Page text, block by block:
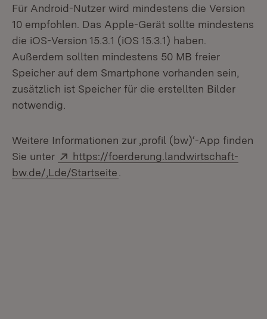
Für Android-Nutzer wird mindestens die Version
10 empfohlen. Das Apple-Gerät sollte mindestens
die iOS-Version 15.3.1 (iOS 15.3.1) haben.
Außerdem sollten mindestens 50 MB freier
Speicher auf dem Smartphone vorhanden sein,
zusätzlich ist Speicher für die erstellten Bilder
notwendig.
Weitere Informationen zur ,profil (bw)‘-App finden
Sie unter
Extern:
https://foerderung.landwirtschaft-
bw.de/,Lde/Startseite